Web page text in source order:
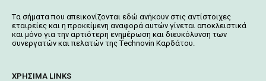
Tα σήματα που απεικονίζονται εδώ ανήκουν στις αντίστοιχες
εταιρείες και η προκείμενη αναφορά αυτών γίνεται αποκλειστικά
και μόνο για την αρτιότερη ενημέρωση και διευκόλυνση των
συνεργατών και πελατών της Τechnovin Kαρδάτου.
ΧΡΉΣΙΜΑ LINKS